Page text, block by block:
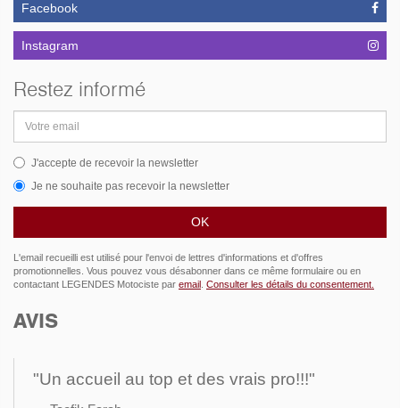
Facebook
Instagram
Restez informé
email
J'accepte de recevoir la newsletter
Je ne souhaite pas recevoir la newsletter
L'email recueilli est utilisé pour l'envoi de lettres d'informations et d'offres
promotionnelles. Vous pouvez vous désabonner dans ce même formulaire ou en
contactant LEGENDES Motociste par email Consulter les détails du consentement.
AVIS
"Un accueil au top et des vrais pro!!!"